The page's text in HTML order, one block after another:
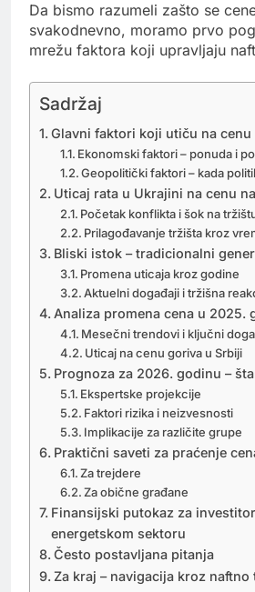
Da bismo razumeli zašto se
svakodnevno, moramo prvo
mrežu faktora koji upravljaju
Sadržaj
Glavni faktori koji utiču na cenu
Ekonomski faktori – ponuda i
Geopolitički faktori – kada
Uticaj rata u Ukrajini na cenu
Početak konflikta i šok na
Prilagođavanje tržišta kroz
Bliski istok – tradicionalni
Promena uticaja kroz godine
Aktuelni događaji i tržišna
Analiza promena cena u 2025.
Mesečni trendovi i ključni
Uticaj na cenu goriva u Srbiji
Prognoza za 2026. godinu –
Ekspertske projekcije
Faktori rizika i neizvesnosti
Implikacije za različite grupe
Praktični saveti za praćenje
Za trejdere
Za obične građane
Finansijski putokaz za
energetskom sektoru
Često postavljana pitanja
Za kraj – navigacija kroz naftno